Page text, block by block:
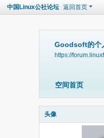
中国Linux公社论坛 返回首页
Goodsoft的个
https://
空间首页
头像